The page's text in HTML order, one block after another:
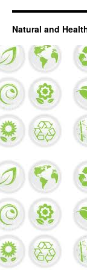
Natural and